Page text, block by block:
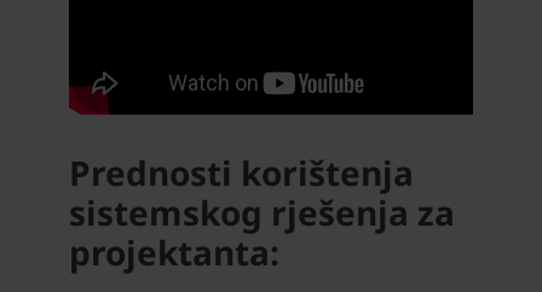
Prednosti korištenja
sistemskog rješenja za
projektanta: